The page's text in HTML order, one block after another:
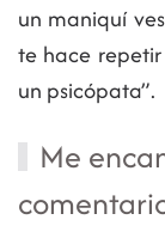
un maniquí
te hace
un psicópata”.
Me